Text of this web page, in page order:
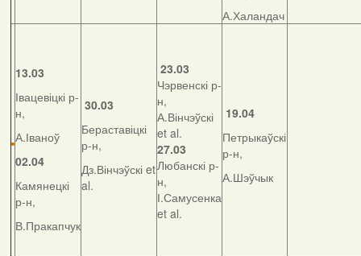
А.Халандач
13.03
Івацевіцкі р-
н,
А.Іваноў
02.04
Камянецкі
р-н,
В.Пракапчук
30.03
Бераставіцкі
р-н,
Дз.Вінчэўскі et
al.
23.03
Чэрвенскі р-
н,
А.Вінчэўскі
et al.
27.03
Любанскі р-
н,
І.Самусенка
et al.
19.04
Петрыкаўскі
р-н,
А.Шэўчык